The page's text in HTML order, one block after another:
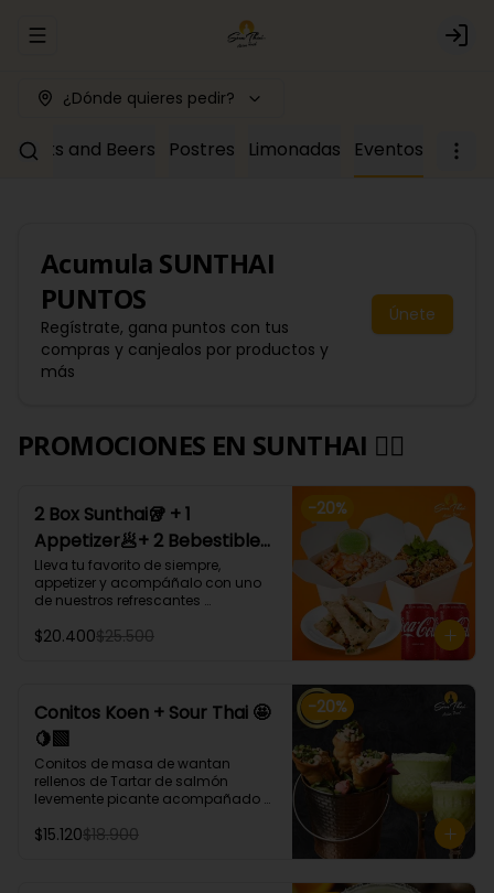
Abrir menu de navegación Login
¿Dónde quieres pedir?
Drinks and Beers Postres Limonadas Eventos
Acumula SUNTHAI
PUNTOS
Regístrate, gana puntos con tus
compras y canjealos por productos y
más
Únete
PROMOCIONES EN SUNTHAI 🙂‍↔️
-20%
2 Box Sunthai🥡 + 1
Appetizer🥟+ 2 Bebestible
🥤 (Para 2 personas)
Lleva tu favorito de siempre,
appetizer y acompáñalo con uno
de nuestros refrescantes
¡Puedes armar tu platillo con las
$20.400$25.500
-20%
Conitos Koen + Sour Thai 🤩
🍋‍🟩
Conitos de masa de wantan
rellenos de Tartar de salmón
levemente picante acompañado
Unidades)
$15.120$18.900